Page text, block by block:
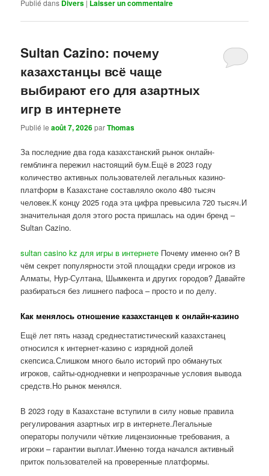
Publié dans Divers | Laisser un commentaire
Sultan Cazino: почему
казахстанцы всё чаще
выбирают его для азартных
игр в интернете
Publié leaoût 7, 2026parThomas
За последние два года казахстанский рынок онлайн-
гемблинга пережил настоящий бум.Ещё в 2023 году
количество активных пользователей легальных казино-
платформ в Казахстане составляло около 480 тысяч
человек.К концу 2025 года эта цифра превысила 720 тысяч.И
значительная доля этого роста пришлась на один бренд –
Sultan Cazino.
sultan casino kz для игры в интернете Почему именно он? В
чём секрет популярности этой площадки среди игроков из
Алматы, Нур-Султана, Шымкента и других городов? Давайте
разбираться без лишнего пафоса – просто и по делу.
Как менялось отношение казахстанцев к онлайн-казино
Ещё лет пять назад среднестатистический казахстанец
относился к интернет-казино с изрядной долей
скепсиса.Слишком много было историй про обманутых
игроков, сайты-однодневки и непрозрачные условия вывода
средств.Но рынок менялся.
В 2023 году в Казахстане вступили в силу новые правила
регулирования азартных игр в интернете.Легальные
операторы получили чёткие лицензионные требования, а
игроки – гарантии выплат.Именно тогда начался активный
приток пользователей на проверенные платформы.